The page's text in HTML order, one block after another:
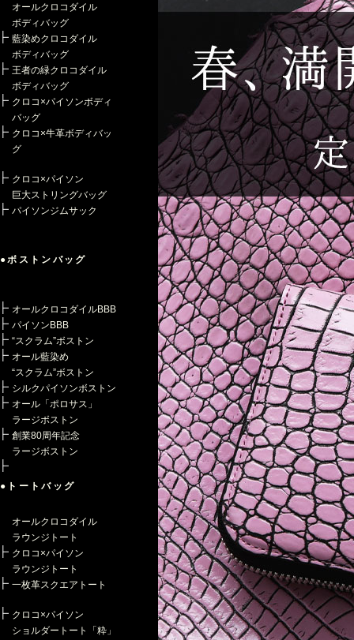
オールクロコダイル
ボディバッグ
藍染めクロコダイル
ボディバッグ
王者の緑クロコダイル
ボディバッグ
クロコ×パイソンボディ
バッグ
クロコ×牛革ボディバッ
グ
クロコ×パイソン
巨大ストリングバッグ
パイソンジムサック
●ボストンバッグ
オールクロコダイルBBB
パイソンBBB
“スクラム”ボストン
オール藍染め
“スクラム”ボストン
シルクパイソンボストン
オール「ポロサス」
ラージボストン
創業80周年記念
ラージボストン
●トートバッグ
オールクロコダイル
ラウンジトート
クロコ×パイソン
ラウンジトート
一枚革スクエアトート
クロコ×パイソン
ショルダートート「粋」